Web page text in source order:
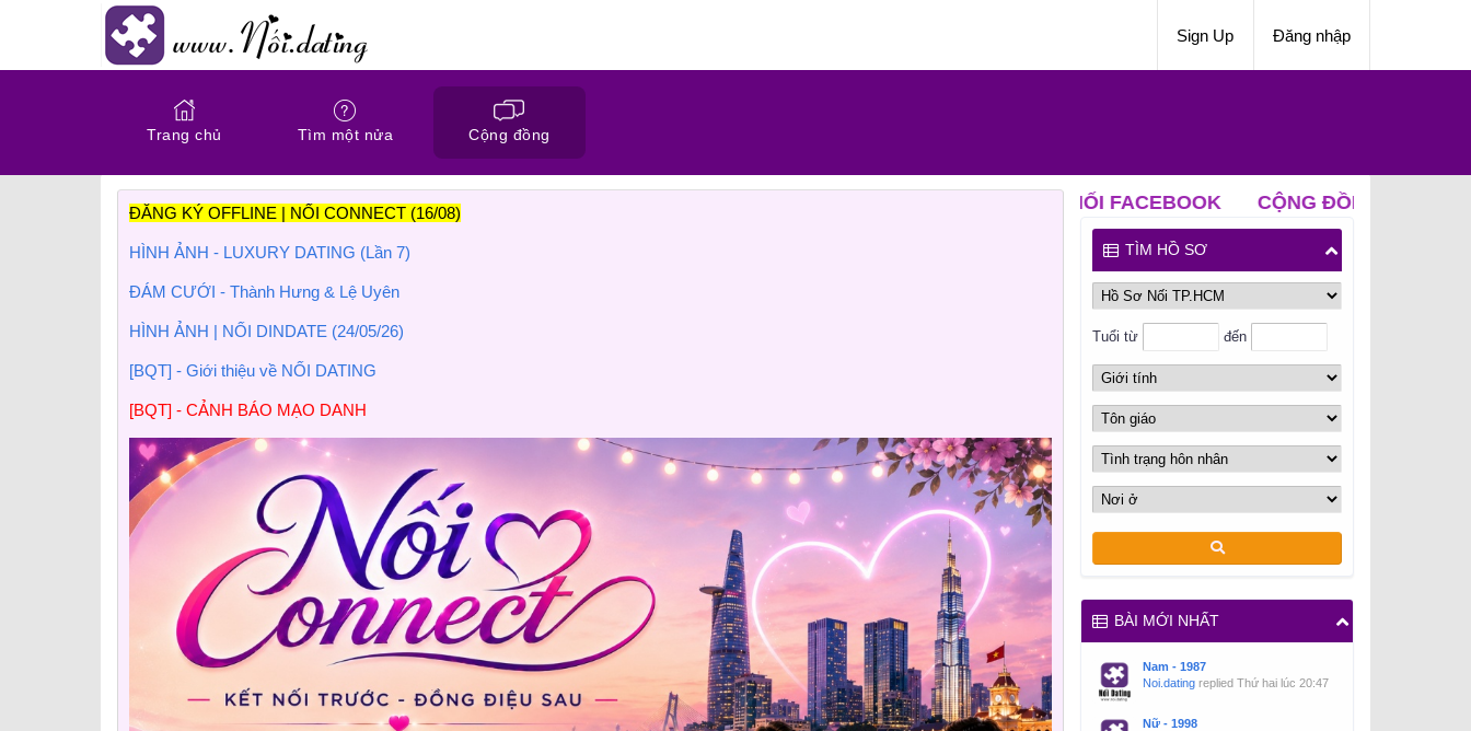
Sign Up Đăng nhập
Trang chủ Tìm một nửa Cộng đồng
ĐĂNG KÝ OFFLINE | NỐI CONNECT (16/08)
HÌNH ẢNH - LUXURY DATING (Lần 7)
ĐÁM CƯỚI - Thành Hưng & Lệ Uyên
HÌNH ẢNH | NỐI DINDATE (24/05/26)
[BQT] - Giới thiệu về NỐI DATING
[BQT] - CẢNH BÁO MẠO DANH
CỘNG ĐỒNG NỐI FACEBOOK CỘNG ĐỒNG NỐI ZALO
TÌM HỒ SƠ
Tuổi từ đến
BÀI MỚI NHẤT
Nam - 1987
Noi.dating replied Thứ hai lúc 20:47
Nữ - 1998